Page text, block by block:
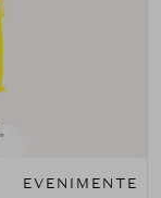
EVENIMENTE